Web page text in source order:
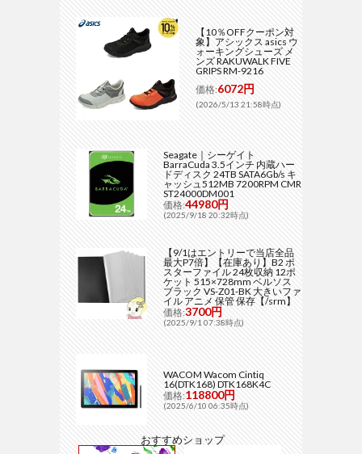
【10％OFFクーポン対
象】アシックス asics ウ
ォーキングシューズ メ
ンズ RAKUWALK FIVE
GRIPS RM-9216
価格:6072円
(2026/5/13 21:58時点)
Seagate｜シーゲイト
BarraCuda 3.5インチ 内蔵ハー
ドディスク 24TB SATA6Gb/s キ
ャッシュ512MB 7200RPM CMR
ST24000DM001
価格:44980円
(2025/9/18 20:32時点)
【9/1はエントリーで当店全品
最大P7倍】【在庫あり】B2 ポ
スターファイル 24枚収納 12ポ
ケット 515×728mm ベルソス
ブラック VS-Z01-BK 大きいファ
イル アニメ 保管 保存【/srm】
価格:3700円
(2025/9/1 07:38時点)
WACOM Wacom Cintiq
16(DTK168) DTK168K4C
価格:118800円
(2025/6/10 06:35時点)
おすすめショップ